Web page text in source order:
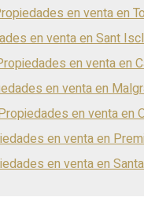
en venta en
en venta en Sant
en venta en
en venta en
en venta en
en venta en
en venta en